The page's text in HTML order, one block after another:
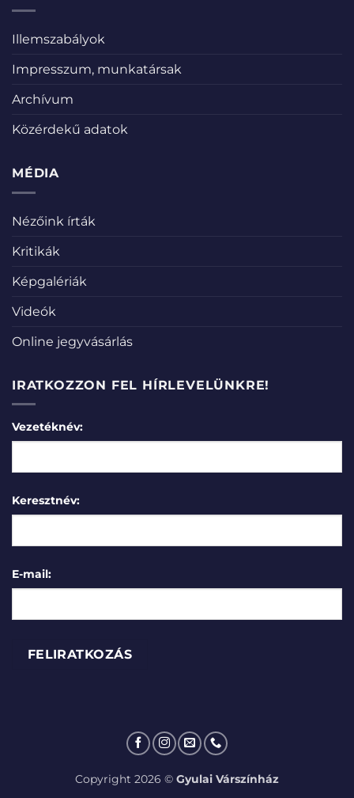
Illemszabályok
Impresszum, munkatársak
Archívum
Közérdekű adatok
MÉDIA
Nézőink írták
Kritikák
Képgalériák
Videók
Online jegyvásárlás
IRATKOZZON FEL HÍRLEVELÜNKRE!
Vezetéknév:
Keresztnév:
E-mail:
Copyright 2026 © Gyulai Várszínház